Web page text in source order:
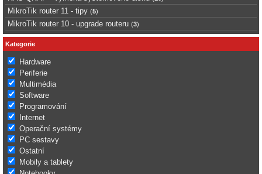
MikroTik router 11 - tipy (5)
MikroTik router 10 - upgrade routeru (3)
Kategorie
Hardware
Periferie
Multimédia
Software
Programování
Internet
Operační systémy
PC sestavy
Ostatní
Mobily a tablety